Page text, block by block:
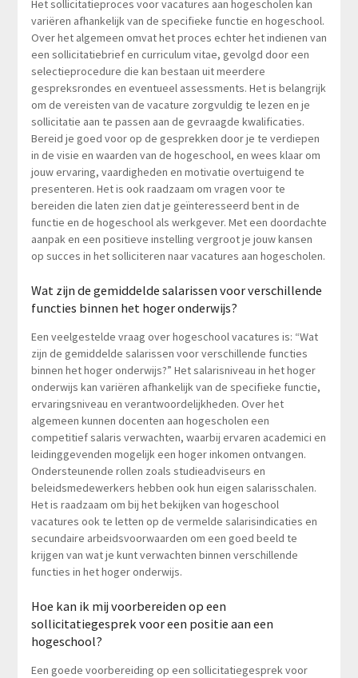
Het sollicitatieproces voor vacatures aan hogescholen kan
variëren afhankelijk van de specifieke functie en hogeschool.
Over het algemeen omvat het proces echter het indienen van
een sollicitatiebrief en curriculum vitae, gevolgd door een
selectieprocedure die kan bestaan uit meerdere
gespreksrondes en eventueel assessments. Het is belangrijk
om de vereisten van de vacature zorgvuldig te lezen en je
sollicitatie aan te passen aan de gevraagde kwalificaties.
Bereid je goed voor op de gesprekken door je te verdiepen
in de visie en waarden van de hogeschool, en wees klaar om
jouw ervaring, vaardigheden en motivatie overtuigend te
presenteren. Het is ook raadzaam om vragen voor te
bereiden die laten zien dat je geïnteresseerd bent in de
functie en de hogeschool als werkgever. Met een doordachte
aanpak en een positieve instelling vergroot je jouw kansen
op succes in het solliciteren naar vacatures aan hogescholen.
Wat zijn de gemiddelde salarissen voor verschillende
functies binnen het hoger onderwijs?
Een veelgestelde vraag over hogeschool vacatures is: “Wat
zijn de gemiddelde salarissen voor verschillende functies
binnen het hoger onderwijs?” Het salarisniveau in het hoger
onderwijs kan variëren afhankelijk van de specifieke functie,
ervaringsniveau en verantwoordelijkheden. Over het
algemeen kunnen docenten aan hogescholen een
competitief salaris verwachten, waarbij ervaren academici en
leidinggevenden mogelijk een hoger inkomen ontvangen.
Ondersteunende rollen zoals studieadviseurs en
beleidsmedewerkers hebben ook hun eigen salarisschalen.
Het is raadzaam om bij het bekijken van hogeschool
vacatures ook te letten op de vermelde salarisindicaties en
secundaire arbeidsvoorwaarden om een goed beeld te
krijgen van wat je kunt verwachten binnen verschillende
functies in het hoger onderwijs.
Hoe kan ik mij voorbereiden op een
sollicitatiegesprek voor een positie aan een
hogeschool?
Een goede voorbereiding op een sollicitatiegesprek voor